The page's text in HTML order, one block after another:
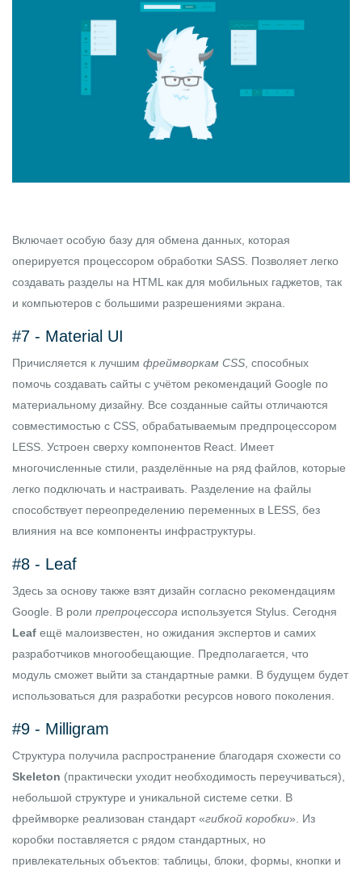
Включает особую базу для обмена данных, которая
оперируется процессором обработки SASS. Позволяет легко
создавать разделы на HTML как для мобильных гаджетов, так
и компьютеров с большими разрешениями экрана.
#7 - Material UI
Причисляется к лучшим фреймворкам CSS , способных
помочь создавать сайты с учётом рекомендаций Google по
материальному дизайну. Все созданные сайты отличаются
совместимостью с CSS, обрабатываемым предпроцессором
LESS. Устроен сверху компонентов React . Имеет
многочисленные стили, разделённые на ряд файлов, которые
легко подключать и настраивать. Разделение на файлы
способствует переопределению переменных в LESS, без
влияния на все компоненты инфраструктуры.
#8 - Leaf
Здесь за основу также взят дизайн согласно рекомендациям
Google. В роли препроцессора используется Stylus. Сегодня
Leaf ещё малоизвестен, но ожидания экспертов и самих
разработчиков многообещающие. Предполагается, что
модуль сможет выйти за стандартные рамки. В будущем будет
использоваться для разработки ресурсов нового поколения.
#9 - Milligram
Структура получила распространение благодаря схожести со
Skeleton (практически уходит необходимость переучиваться),
небольшой структуре и уникальной системе сетки. В
фреймворке реализован стандарт «гибкой коробки». Из
коробки поставляется с рядом стандартных, но
привлекательных объектов: таблицы, блоки, формы, кнопки и